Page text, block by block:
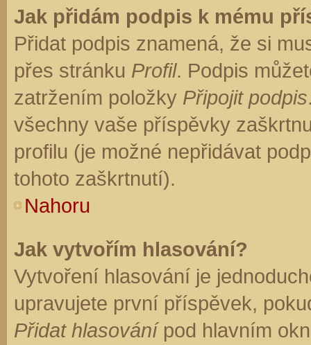
Jak přidám podpis k mému
Přidat podpis znamená, že si
přes stránku Profil. Podpis
zatržením položky Připojit podpis
všechny vaše příspěvky
profilu (je možné nepřidávat
tohoto zaškrtnutí).
Nahoru
Jak vytvořím hlasování?
Vytvoření hlasování je
upravujete první příspěvek,
Přidat hlasovánípod hlavním